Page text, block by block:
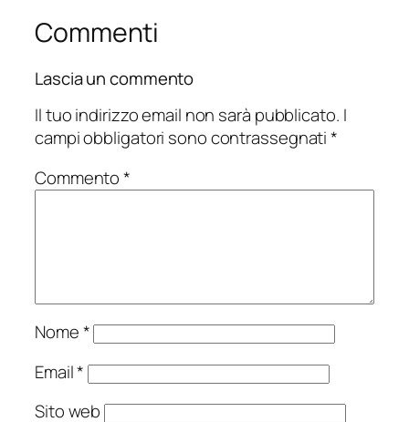
Commenti
Lascia un commento
Il tuo indirizzo email non sarà pubblicato. I
campi obbligatori sono contrassegnati*
Commento*
Nome*
Email*
Sito web